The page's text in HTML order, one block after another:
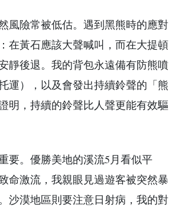
風險常被低估。遇到黑熊時的應對
在黃石應該大聲喊叫，而在大提頓
靜後退。我的背包永遠備有防熊噴
運），以及會發出持續鈴聲的「熊
，持續的鈴聲比人聲更能有效驅
要。優勝美地的溪流5月看似平
命激流，我親眼見過遊客被突然暴
沙漠地區則要注意日射病，我的對